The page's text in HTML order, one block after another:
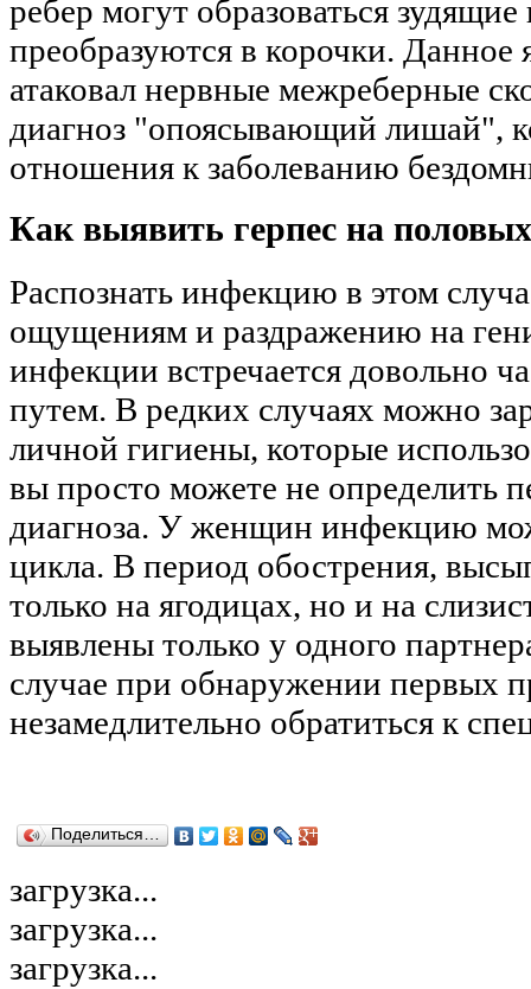
ребер могут образоваться
преобразуются в корочки. Данное
атаковал нервные межреберные
диагноз "опоясывающий лишай",
отношения к заболеванию
Как выявить герпес на
Распознать инфекцию в этом
ощущениям и раздражению на
инфекции встречается довольно
путем. В редких случаях можно
личной гигиены, которые
вы просто можете не определить
диагноза. У женщин инфекцию
цикла. В период обострения,
только на ягодицах, но и на
выявлены только у одного
случае при обнаружении первых
незамедлительно обратиться к
Поделиться…
загрузка...
загрузка...
загрузка...